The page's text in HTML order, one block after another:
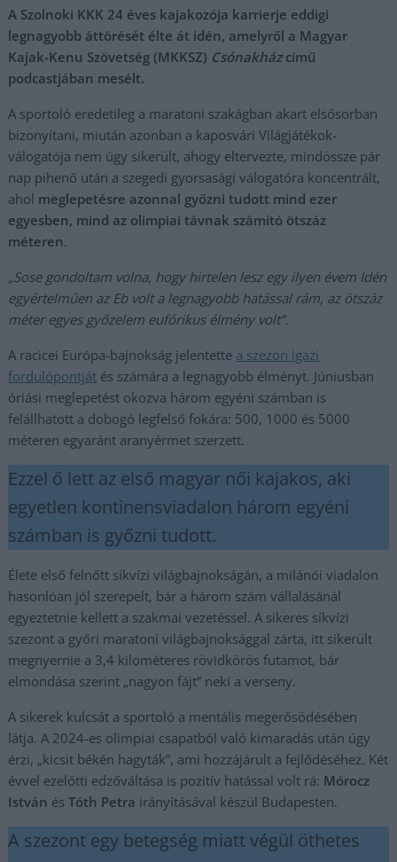
A Szolnoki KKK 24 éves kajakozója karrierje eddigi
legnagyobb áttörését élte át idén, amelyről a Magyar
Kajak-Kenu Szövetség (MKKSZ) Csónakházcímű
podcastjában mesélt.
A sportoló eredetileg a maratoni szakágban akart elsősorban
bizonyítani, miután azonban a kaposvári Világjátékok-
válogatója nem úgy sikerült, ahogy eltervezte, mindössze pár
nap pihenő után a szegedi gyorsasági válogatóra koncentrált,
ahol meglepetésre azonnal győzni tudott mind ezer
egyesben, mind az olimpiai távnak számító ötszáz
méteren.
„Sose gondoltam volna, hogy hirtelen lesz egy ilyen évem Idén
egyértelműen az Eb volt a legnagyobb hatással rám, az ötszáz
méter egyes győzelem eufórikus élmény volt”.
A racicei Európa-bajnokság jelentette a szezon igazi
fordulópontját és számára a legnagyobb élményt. Júniusban
óriási meglepetést okozva három egyéni számban is
felállhatott a dobogó legfelső fokára: 500, 1000 és 5000
méteren egyaránt aranyérmet szerzett.
Ezzel ő lett az első magyar női kajakos, aki
egyetlen kontinensviadalon három egyéni
számban is győzni tudott.
Élete első felnőtt síkvízi világbajnokságán, a milánói viadalon
hasonlóan jól szerepelt, bár a három szám vállalásánál
egyeztetnie kellett a szakmai vezetéssel. A sikeres síkvízi
szezont a győri maratoni világbajnoksággal zárta, itt sikerült
megnyernie a 3,4 kilométeres rövidkörös futamot, bár
elmondása szerint „nagyon fájt” neki a verseny.
A sikerek kulcsát a sportoló a mentális megerősödésében
látja. A 2024-es olimpiai csapatból való kimaradás után úgy
érzi, „kicsit békén hagyták”, ami hozzájárult a fejlődéséhez. Két
évvel ezelőtti edzőváltása is pozitív hatással volt rá: Mórocz
István ésTóth Petra irányításával készül Budapesten.
A szezont egy betegség miatt végül öthetes